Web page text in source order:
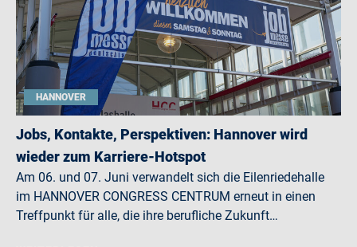
HANNOVER
Jobs, Kontakte, Perspektiven: Hannover wird
wieder zum Karriere-Hotspot
Am 06. und 07. Juni verwandelt sich die Eilenriedehalle
im HANNOVER CONGRESS CENTRUM erneut in einen
Treffpunkt für alle, die ihre berufliche Zukunft…